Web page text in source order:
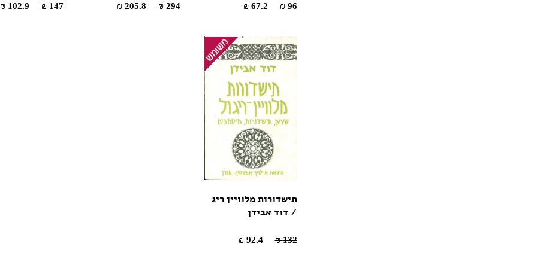
96 ₪
67.2 ₪
294 ₪
205.8 ₪
147 ₪
102.9 ₪
תישדורות מלוויין ריג
/ דוד אבידן
132 ₪
92.4 ₪